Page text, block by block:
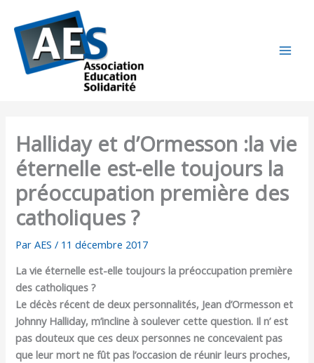
contenu
Halliday et d’Ormesson :la vie
éternelle est-elle toujours la
préoccupation première des
catholiques ?
ParAES/ 11 décembre 2017
La vie éternelle est-elle toujours la préoccupation première
des catholiques ?
Le décès récent de deux personnalités, Jean d’Ormesson et
Johnny Halliday, m’incline à soulever cette question. Il n’ est
pas douteux que ces deux personnes ne concevaient pas
que leur mort ne fût pas l’occasion de réunir leurs proches,